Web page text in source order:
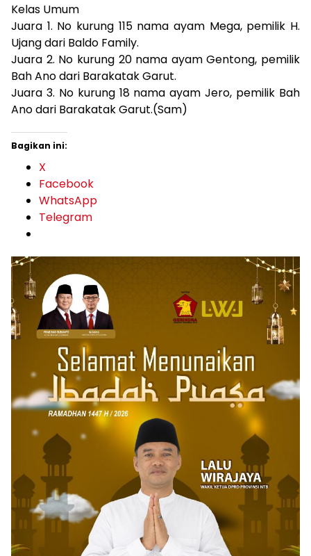
Kelas Umum
Juara 1. No kurung 115 nama ayam Mega, pemilik H.
Ujang dari Baldo Family.
Juara 2. No kurung 20 nama ayam Gentong, pemilik
Bah Ano dari Barakatak Garut.
Juara 3. No kurung 18 nama ayam Jero, pemilik Bah
Ano dari Barakatak Garut.(Sam)
Bagikan ini:
X
Facebook
WhatsApp
Telegram